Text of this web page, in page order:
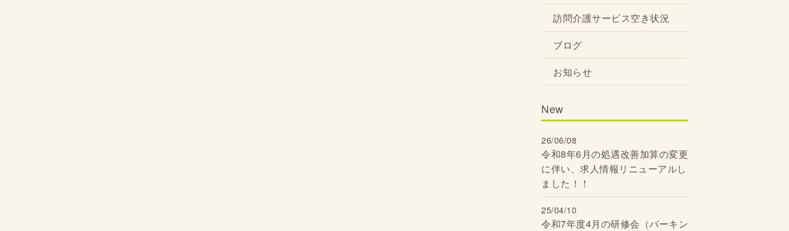
訪問介護サービス空き状況
ブログ
お知らせ
New
26/06/08
令和8年6月の処遇改善加算の変更
に伴い、求人情報リニューアルし
ました！！
25/04/10
令和7年度4月の研修会（パーキン